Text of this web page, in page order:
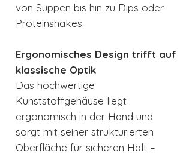
von Suppen bis hin zu Dips oder
Proteinshakes.
Ergonomisches Design trifft auf
klassische Optik
Das hochwertige
Kunststoffgehäuse liegt
ergonomisch in der Hand und
sorgt mit seiner strukturierten
Oberfläche für sicheren Halt –